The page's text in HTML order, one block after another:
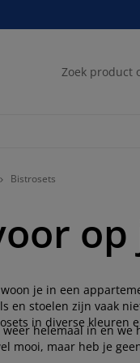
Bistrosets
je in een
en stoelen zijn vaak
in diverse
helemaal in en
mooi, maar heb je